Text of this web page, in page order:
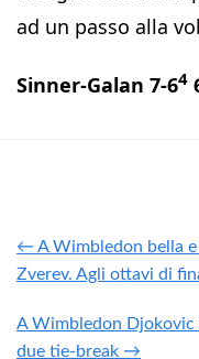
ad un passo alla
Sinner-Galan 7-64
← A Wimbledon bella
Zverev. Agli ottavi di
A Wimbledon Djokovic
due tie-break →